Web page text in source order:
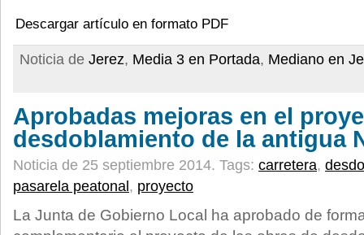
Descargar artículo en formato PDF
Noticia de Jerez, Media 3 en Portada, Mediano en
Aprobadas mejoras en el
desdoblamiento de la antigua
Noticia de 25 septiembre 2014. Tags: carretera,
pasarela peatonal , proyecto
La Junta de Gobierno Local ha aprobado de